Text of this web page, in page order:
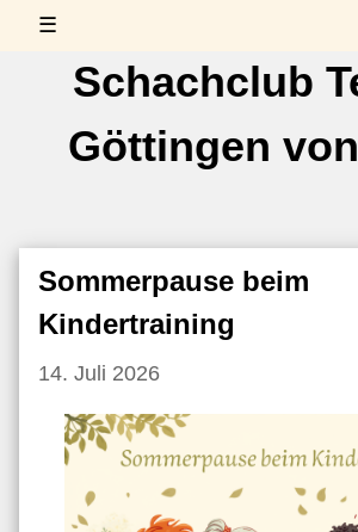
☰
Schachclub
Göttingen
Sommerpause beim
Kindertraining
14. Juli 2026